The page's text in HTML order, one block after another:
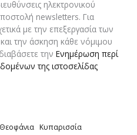
ηλεκτρονικού
newsletters. Για
με την επεξεργασία των
την άσκηση κάθε νόμιμου
την Ενημέρωση περί
της ιστοσελίδας
Θεοφάνια Κυπαρισσία